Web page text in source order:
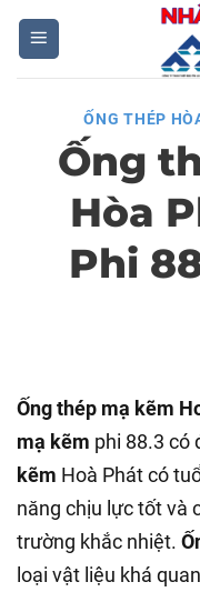
Skip
content
ỐNG THÉP
Ống
Hòa
Phi
Ống thép mạ kẽm
mạ kẽm phi 88.3 có
kẽm Hoà Phát có
năng chịu lực tốt và
trường khắc nhiệt.
loại vật liệu khá